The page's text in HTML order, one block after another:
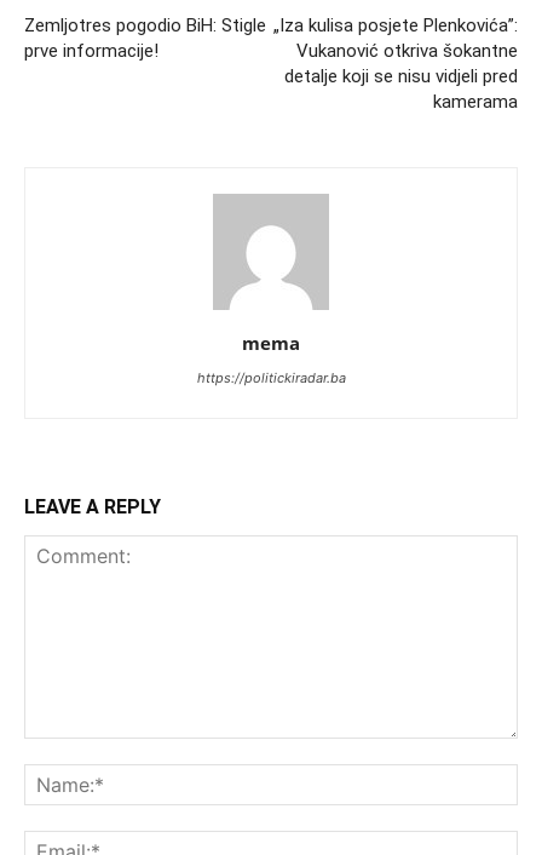
Zemljotres pogodio BiH: Stigle
prve informacije!
„Iza kulisa posjete Plenkovića”:
Vukanović otkriva šokantne
detalje koji se nisu vidjeli pred
kamerama
mema
https://politickiradar.ba
LEAVE A REPLY